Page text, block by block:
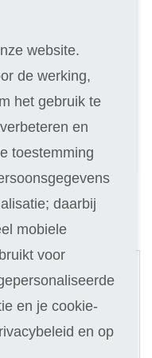
Selecteer
website.
de werking,
het gebruik te
en
toestemming
daarbij
mobiele
voor
en je cookie-
en op